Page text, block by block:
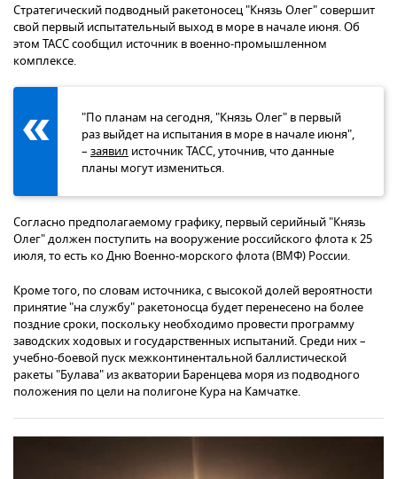
Стратегический подводный ракетоносец "Князь Олег" совершит
свой первый испытательный выход в море в начале июня. Об
этом ТАСС сообщил источник в военно-промышленном
комплексе.
"По планам на сегодня, "Князь Олег" в первый
раз выйдет на испытания в море в начале июня",
– заявил источник ТАСС, уточнив, что данные
планы могут измениться.
Согласно предполагаемому графику, первый серийный "Князь
Олег" должен поступить на вооружение российского флота к 25
июля, то есть ко Дню Военно-морского флота (ВМФ) России.
Кроме того, по словам источника, с высокой долей вероятности
принятие "на службу" ракетоносца будет перенесено на более
поздние сроки, поскольку необходимо провести программу
заводских ходовых и государственных испытаний. Среди них –
учебно-боевой пуск межконтинентальной баллистической
ракеты "Булава" из акватории Баренцева моря из подводного
положения по цели на полигоне Кура на Камчатке.